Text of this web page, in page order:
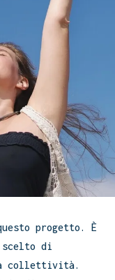
progetto. È
scelto di
collettività.